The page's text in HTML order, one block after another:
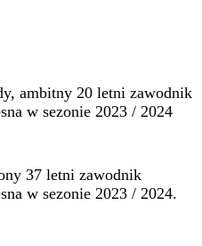
ambitny 20 letni zawodnik
w sezonie 2023 / 2024
37 letni zawodnik
w sezonie 2023 / 2024.